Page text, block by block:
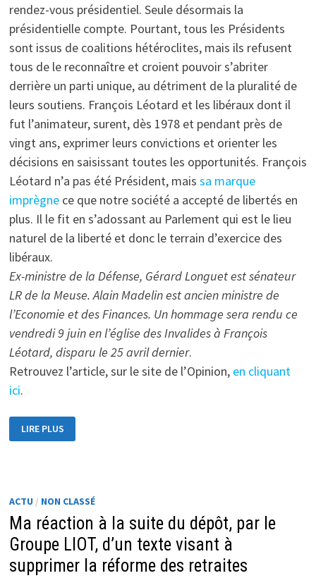
rendez-vous présidentiel. Seule désormais la
présidentielle compte. Pourtant, tous les Présidents
sont issus de coalitions hétéroclites, mais ils refusent
tous de le reconnaître et croient pouvoir s’abriter
derrière un parti unique, au détriment de la pluralité de
leurs soutiens. François Léotard et les libéraux dont il
fut l’animateur, surent, dès 1978 et pendant près de
vingt ans, exprimer leurs convictions et orienter les
décisions en saisissant toutes les opportunités. François
Léotard n’a pas été Président, mais sa marque
imprègnece que notre société a accepté de libertés en
plus. Il le fit en s’adossant au Parlement qui est le lieu
naturel de la liberté et donc le terrain d’exercice des
libéraux.
Ex-ministre de la Défense, Gérard Longuet est sénateur
LR de la Meuse. Alain Madelin est ancien ministre de
l’Economie et des Finances. Un hommage sera rendu ce
vendredi 9 juin en l’église des Invalides à François
Léotard, disparu le 25 avril dernier.
Retrouvez l’article, sur le site de l’Opinion, en cliquant
ici.
FRANÇOIS
LÉOTARD,
:
TRIBUNE
DE
GÉRARD
LONGUET
ET
ALAIN
LIRE PLUS
ACTU / NON CLASSÉ
Ma réaction à la suite du dépôt, par le
Groupe LIOT, d’un texte visant à
supprimer la réforme des retraites